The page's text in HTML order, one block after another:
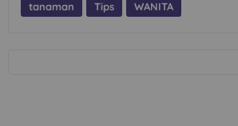
tanaman
Tips WANITA